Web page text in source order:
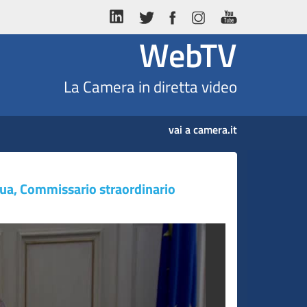
WebTV
La Camera in diretta video
vai a camera.it
Commissario straordinario